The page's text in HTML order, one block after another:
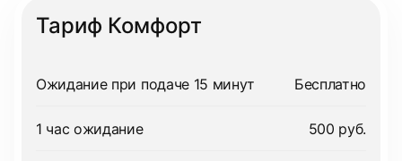
Тариф Комфорт
Ожидание при подаче 15 минут Бесплатно
1 час ожидание 500 руб.